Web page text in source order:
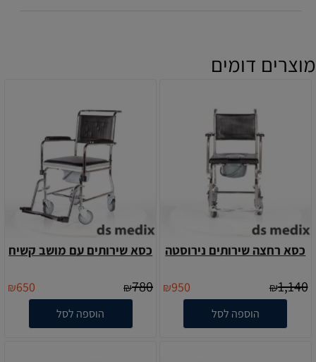
מוצרים דומים
כסא רחצה שירותים נירוסטה
₪1,140
₪950
הוספה לסל
כסא שירותים עם מושב קשיח
₪780
₪650
הוספה לסל